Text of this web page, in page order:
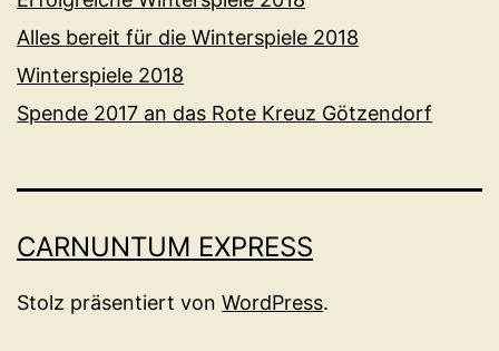
Alles bereit für die Winterspiele 2018
Winterspiele 2018
Spende 2017 an das Rote Kreuz Götzendorf
CARNUNTUM EXPRESS
Stolz präsentiert von WordPress.